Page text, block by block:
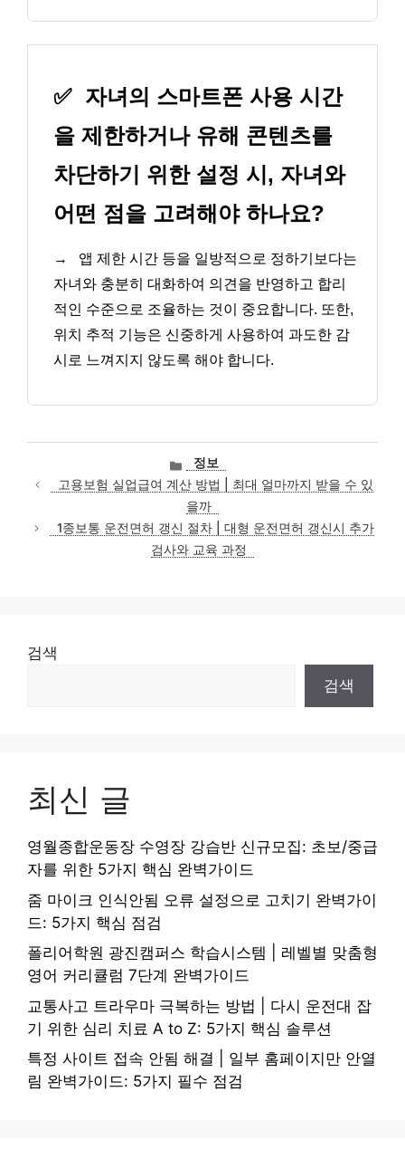
✅ 자녀의 스마트폰 사용 시간
을 제한하거나 유해 콘텐츠를
차단하기 위한 설정 시, 자녀와
어떤 점을 고려해야 하나요?
→
앱 제한 시간 등을 일방적으로 정하기보다는
자녀와 충분히 대화하여 의견을 반영하고 합리
적인 수준으로 조율하는 것이 중요합니다. 또한,
위치 추적 기능은 신중하게 사용하여 과도한 감
시로 느껴지지 않도록 해야 합니다.
카
테
고
리
정보
고용보험 실업급여 계산 방법 | 최대 얼마까지 받을 수 있
을까
1종보통 운전면허 갱신 절차 | 대형 운전면허 갱신시 추가
검사와 교육 과정
검색
검색
최신 글
영월종합운동장 수영장 강습반 신규모집: 초보/중급
자를 위한 5가지 핵심 완벽가이드
줌 마이크 인식안됨 오류 설정으로 고치기 완벽가이
드: 5가지 핵심 점검
폴리어학원 광진캠퍼스 학습시스템 | 레벨별 맞춤형
영어 커리큘럼 7단계 완벽가이드
교통사고 트라우마 극복하는 방법 | 다시 운전대 잡
기 위한 심리 치료 A to Z: 5가지 핵심 솔루션
특정 사이트 접속 안됨 해결 | 일부 홈페이지만 안열
림 완벽가이드: 5가지 필수 점검